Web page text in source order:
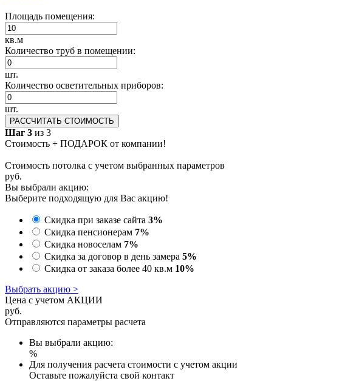
Площадь помещения:
кв.м
Количество труб в помещении:
шт.
Количество осветительных приборов:
шт.
РАССЧИТАТЬ СТОИМОСТЬ
Шаг 3 из 3
Стоимость + ПОДАРОК от компании!
Стоимость потолка с учетом выбранных параметров
руб.
Вы выбрали акцию:
Выберите подходящую для Вас акцию!
Скидка при заказе сайта 3%
Скидка пенсионерам 7%
Скидка новоселам 7%
Скидка за договор в день замера 5%
Скидка от заказа более 40 кв.м 10%
Выбрать акцию >
Цена с учетом АКЦИИ
руб.
Отправляются параметры расчета
Вы выбрали акцию:
%
Для получения расчета стоимости с учетом акции
Оставьте пожалуйста свой контакт